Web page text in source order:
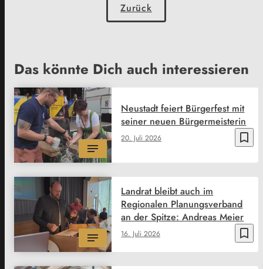
Zurück
Das könnte Dich auch interessieren
bookmark_border
20. Juli 2026
Neustadt feiert Bürgerfest mit
seiner neuen Bürgermeisterin
bookmark_border
16. Juli 2026
Landrat bleibt auch im
Regionalen Planungsverband
an der Spitze: Andreas Meier